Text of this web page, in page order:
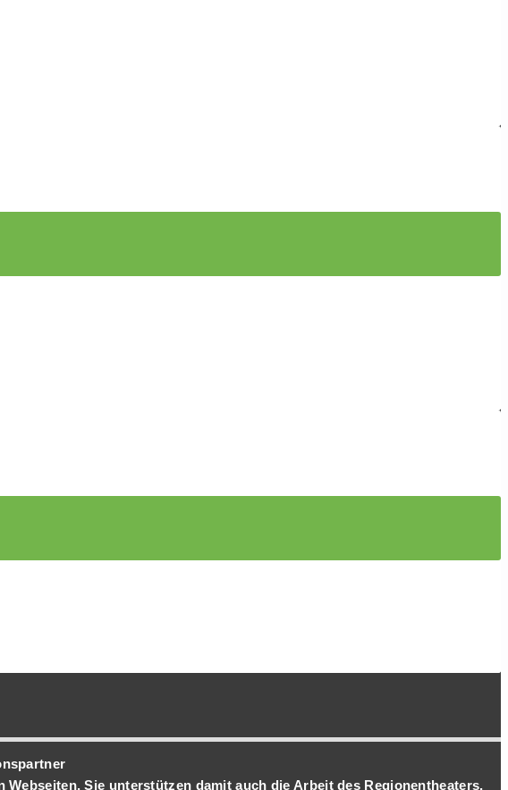
Sie unterstützen damit auch die Arbeit des Regionentheaters.